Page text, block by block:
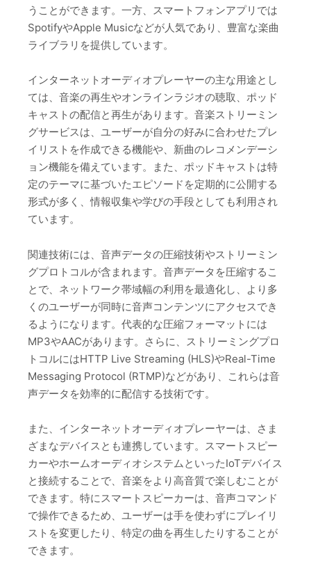
うことができます。一方、スマートフォンアプリでは
SpotifyやApple Musicなどが人気であり、豊富な楽曲
ライブラリを提供しています。
インターネットオーディオプレーヤーの主な用途とし
ては、音楽の再生やオンラインラジオの聴取、ポッド
キャストの配信と再生があります。音楽ストリーミン
グサービスは、ユーザーが自分の好みに合わせたプレ
イリストを作成できる機能や、新曲のレコメンデーシ
ョン機能を備えています。また、ポッドキャストは特
定のテーマに基づいたエピソードを定期的に公開する
形式が多く、情報収集や学びの手段としても利用され
ています。
関連技術には、音声データの圧縮技術やストリーミン
グプロトコルが含まれます。音声データを圧縮するこ
とで、ネットワーク帯域幅の利用を最適化し、より多
くのユーザーが同時に音声コンテンツにアクセスでき
るようになります。代表的な圧縮フォーマットには
MP3やAACがあります。さらに、ストリーミングプロ
トコルにはHTTP Live Streaming (HLS)やReal-Time
Messaging Protocol (RTMP)などがあり、これらは音
声データを効率的に配信する技術です。
また、インターネットオーディオプレーヤーは、さま
ざまなデバイスとも連携しています。スマートスピー
カーやホームオーディオシステムといったIoTデバイス
と接続することで、音楽をより高音質で楽しむことが
できます。特にスマートスピーカーは、音声コマンド
で操作できるため、ユーザーは手を使わずにプレイリ
ストを変更したり、特定の曲を再生したりすることが
できます。